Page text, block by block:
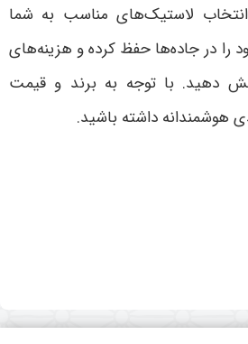
لاستیک‌های مناسب به شما
را در جاده‌ها حفظ کرده و هزینه‌های
دهید. با توجه به برند و قیمت
هوشمندانه داشته باشید.